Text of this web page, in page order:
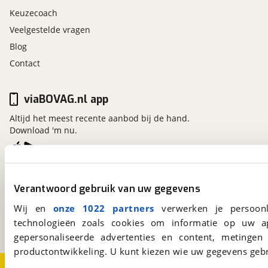
Verantwoord gebruik van uw gegevens
Wij en onze 1022 partners verwerken je
technologieën zoals cookies om informatie op
gepersonaliseerde advertenties en content,
productontwikkeling. U kunt kiezen wie uw gegevens
zij airbag(s) voor
Parkeer pakket
rondomzicht camera
Rijassistentiepakket Plus
bots herkenning en activatie
cruise control adaptief met Stop&Go en stuurhulp
dodehoekdetectie met correctie
verkeersbord detectie
Mercedes-Benz Certified
Prijs
Omschrijving:
Mercedes-Benz Certified (24 maanden); BOVAG 40-
Puntencheck
Keuzecoach
Veelgestelde vragen
Blog
Contact
Kosterijland15
Een initiatief van
BOVAG
viaBOVAG.nl app
Altijd het meest recente aanbod bij de hand.
Download 'm nu.